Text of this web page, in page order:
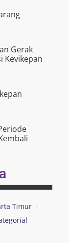
Gerak
Kevikepan
Timur